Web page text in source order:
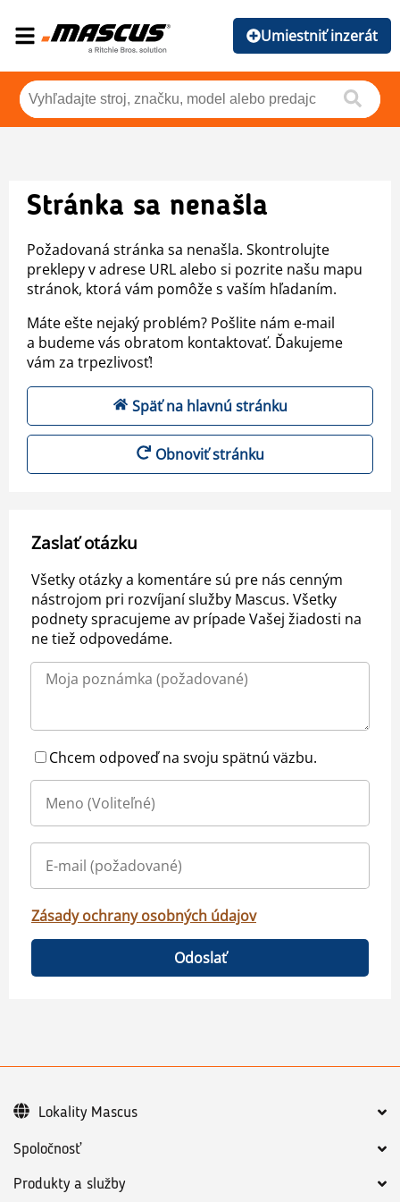
Umiestniť inzerát
Stránka sa nenašla
Požadovaná stránka sa nenašla. Skontrolujte
preklepy v adrese URL alebo si pozrite našu mapu
stránok, ktorá vám pomôže s vaším hľadaním.
Máte ešte nejaký problém? Pošlite nám e-mail
a budeme vás obratom kontaktovať. Ďakujeme
vám za trpezlivosť!
Späť na hlavnú stránku
Obnoviť stránku
Zaslať otázku
Všetky otázky a komentáre sú pre nás cenným
nástrojom pri rozvíjaní služby Mascus. Všetky
podnety spracujeme av prípade Vašej žiadosti na
ne tiež odpovedáme.
Chcem odpoveď na svoju spätnú väzbu.
Zásady ochrany osobných údajov
Odoslať
Spoločnosť
Produkty a služby
Lokality Mascus